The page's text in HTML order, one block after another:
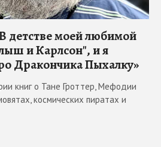
детстве моей любимой
и Карлсон", и я
Дракончика Пыхалку»
книг о Тане Гроттер, Мефодии
космических пиратах и